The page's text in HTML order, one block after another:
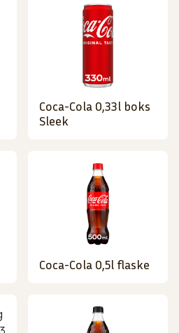
Coca-Cola 0,33l boks
Sleek
Coca-Cola 0,5l flaske